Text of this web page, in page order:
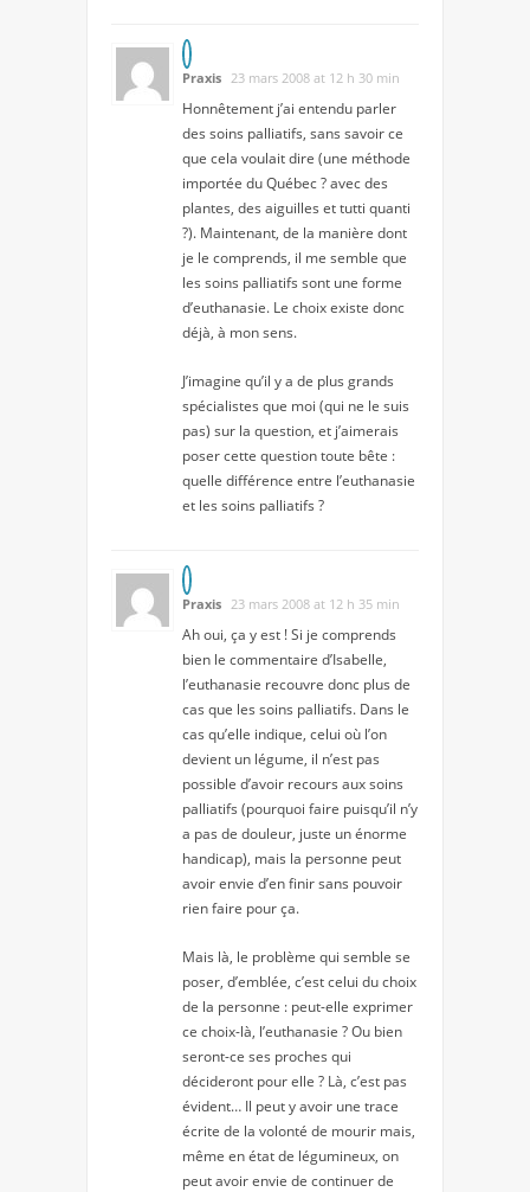
Praxis 23 mars 2008 at 12 h 30 min
Honnêtement j’ai entendu parler
des soins palliatifs, sans savoir ce
que cela voulait dire (une méthode
importée du Québec ? avec des
plantes, des aiguilles et tutti quanti
?). Maintenant, de la manière dont
je le comprends, il me semble que
les soins palliatifs sont une forme
d’euthanasie. Le choix existe donc
déjà, à mon sens.
J’imagine qu’il y a de plus grands
spécialistes que moi (qui ne le suis
pas) sur la question, et j’aimerais
poser cette question toute bête :
quelle différence entre l’euthanasie
et les soins palliatifs ?
Praxis 23 mars 2008 at 12 h 35 min
Ah oui, ça y est ! Si je comprends
bien le commentaire d’Isabelle,
l’euthanasie recouvre donc plus de
cas que les soins palliatifs. Dans le
cas qu’elle indique, celui où l’on
devient un légume, il n’est pas
possible d’avoir recours aux soins
palliatifs (pourquoi faire puisqu’il n’y
a pas de douleur, juste un énorme
handicap), mais la personne peut
avoir envie d’en finir sans pouvoir
rien faire pour ça.
Mais là, le problème qui semble se
poser, d’emblée, c’est celui du choix
de la personne : peut-elle exprimer
ce choix-là, l’euthanasie ? Ou bien
seront-ce ses proches qui
décideront pour elle ? Là, c’est pas
évident… Il peut y avoir une trace
écrite de la volonté de mourir mais,
même en état de légumineux, on
peut avoir envie de continuer de